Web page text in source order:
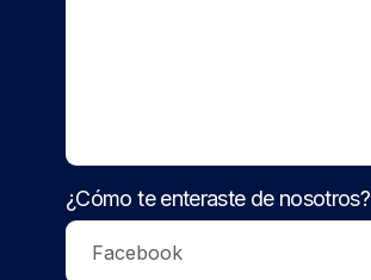
¿Cómo te enteraste de nosotros?